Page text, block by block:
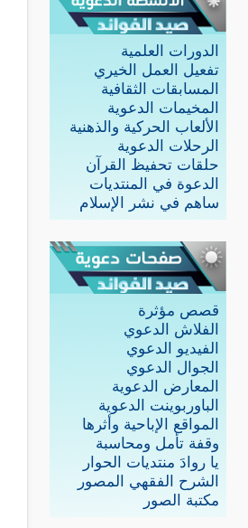
الدورات العلمية
تفعيل العمل الخيري
المسابقات الثقافية
المخيمات الدعوية
الألعاب الحركية والذهنية
الرحلات الدعوية
حلقات تحفيظ القرآن
الدعوة في المنتديات
ساهم في نشر الإسلام
قصص مؤثرة
الفلاش الدعوي
الفيديو الدعوي
الجوال الدعوي
المعارض الدعوية
الباوربوينت الدعوية
المواقع الإباحية وأثرها
وقفة تأمل ومحاسبة
يا روادَ منتديات الحوار
الشرح الفقهي المصور
مكتبة الصور